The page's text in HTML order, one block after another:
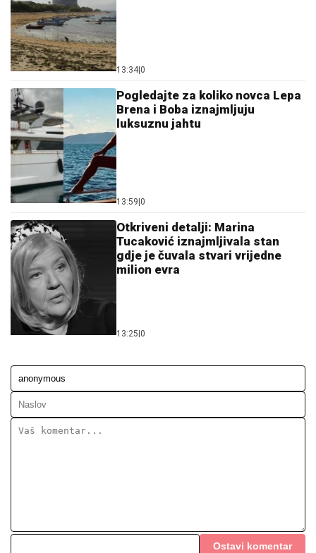
13:34 0
Pogledajte za koliko novca Lepa
Brena i Boba iznajmljuju
luksuznu jahtu
13:59 0
Otkriveni detalji: Marina
Tucaković iznajmljivala stan
gdje je čuvala stvari vrijedne
milion evra
13:25 0
Ostavi komentar